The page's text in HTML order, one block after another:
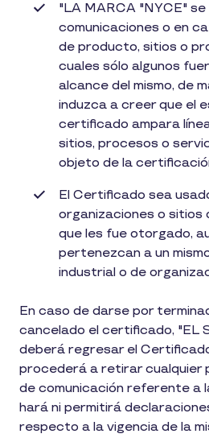
"LA MARCA "NYCE"
comunicaciones o en
de producto, sitios o
cuales sólo algunos
alcance del mismo, de
induzca a creer que el
certificado ampara
sitios, procesos o
objeto de la
El Certificado sea
organizaciones o sitios
que les fue otorgado,
pertenezcan a un
industrial o de
En caso de darse por
cancelado el certificado, "EL
deberá regresar el
procederá a retirar cualquier
de comunicación referente a
hará ni permitirá
respecto a la vigencia de la